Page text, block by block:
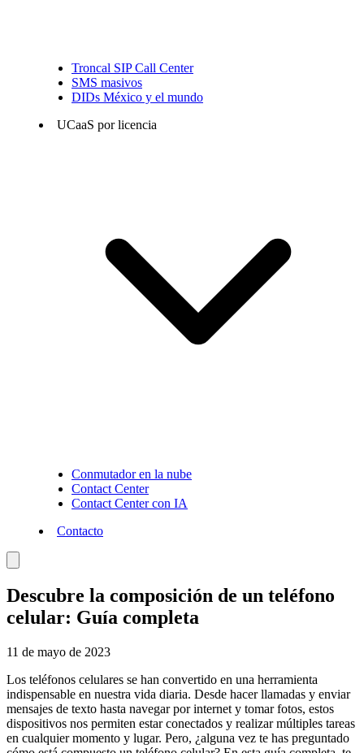
Troncal SIP Call Center
SMS masivos
DIDs México y el mundo
UCaaS por licencia
Conmutador en la nube
Contact Center
Contact Center con IA
Contacto
Descubre la composición de un teléfono
celular: Guía completa
11 de mayo de 2023
Los teléfonos celulares se han convertido en una herramienta
indispensable en nuestra vida diaria. Desde hacer llamadas y enviar
mensajes de texto hasta navegar por internet y tomar fotos, estos
dispositivos nos permiten estar conectados y realizar múltiples tareas
en cualquier momento y lugar. Pero, ¿alguna vez te has preguntado